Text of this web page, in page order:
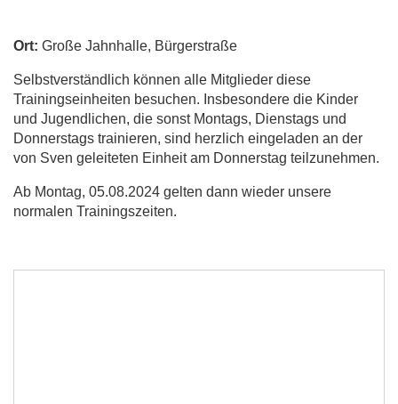
Ort: Große Jahnhalle, Bürgerstraße
Selbstverständlich können alle Mitglieder diese
Trainingseinheiten besuchen. Insbesondere die Kinder
und Jugendlichen, die sonst Montags, Dienstags und
Donnerstags trainieren, sind herzlich eingeladen an der
von Sven geleiteten Einheit am Donnerstag teilzunehmen.
Ab Montag, 05.08.2024 gelten dann wieder unsere
normalen Trainingszeiten.